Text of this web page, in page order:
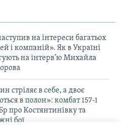
на інтереси багатьох
і компаній». Як в Україні
на інтерв’ю Михайла
стріляє в себе, а двоє
в полон»: комбат 157-ї
про Костянтинівку та
бої